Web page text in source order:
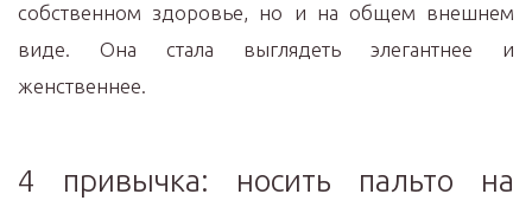
собственном здоровье, но и на общем внешнем
виде. Она стала выглядеть элегантнее и
женственнее.
4 привычка: носить пальто на